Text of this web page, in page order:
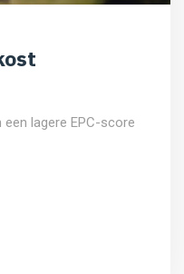
lagere EPC-score